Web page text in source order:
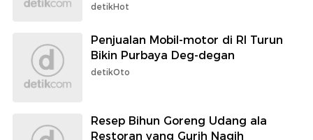
detikHot
Penjualan Mobil-motor di RI Turun
Bikin Purbaya Deg-degan
detikOto
Resep Bihun Goreng Udang ala
Restoran yang Gurih Nagih